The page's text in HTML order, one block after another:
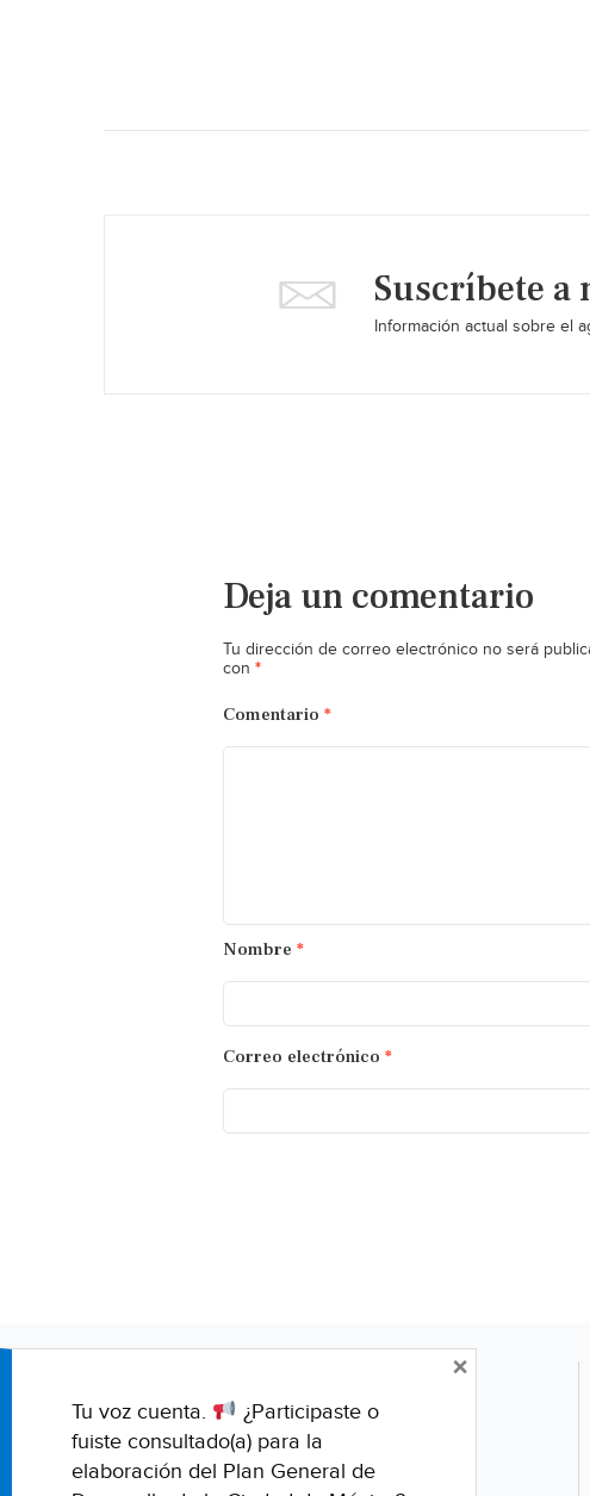
Suscríbete a
Información actual sobre el
Deja un comentario
Tu dirección de correo electrónico no será
con *
Comentario *
Nombre *
Correo electrónico *
Tu voz cuenta.
¿Participaste o
fuiste consultado(a) para la
elaboración del Plan General de
×